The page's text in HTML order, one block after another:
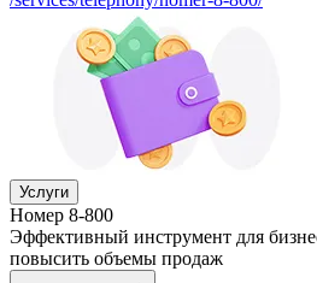
Услуги
Номер 8-800
Эффективный инструмент для
повысить объемы продаж